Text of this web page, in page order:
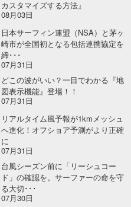
カスタマイズする方法』
08月03日
日本サーフィン連盟（NSA）と茅ヶ
崎市が全国初となる包括連携協定を
締･･･
07月31日
どこの波がいい？一目でわかる『地
図表示機能』登場！！
07月31日
リアルタイム風予報が1kmメッシュ
へ進化！オフショア予測がより正確
に
07月31日
台風シーズン前に「リーシュコー
ド」の確認を。サーファーの命を守
る大切･･･
07月30日